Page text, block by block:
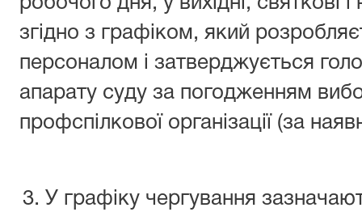
згідно з графіком, який
персоналом і затверджується
апарату суду за погодженням
профспілкової організації (за
У графіку чергування